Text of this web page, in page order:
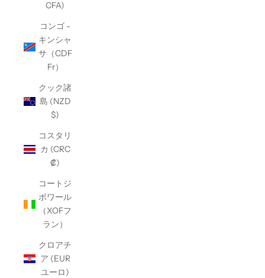
CFA)
コンゴ -
キンシャ
サ（CDF
Fr）
クック諸
島 (NZD
$)
コスタリ
カ (CRC
₡)
コートジ
ボワール
（XOFフ
ラン）
クロアチ
ア (EUR
ユーロ)